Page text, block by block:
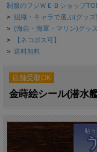
制服のフジＷＥＢショップ
> 組織・キャラで選ぶ(グッズ
> (海自・海軍・マリン)グッ
> 【ネコポス可】
> 送料無料
店舗受取OK
金蒔絵シール(潜水